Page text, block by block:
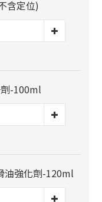
含定位)
劑-100ml
油強化劑-120ml